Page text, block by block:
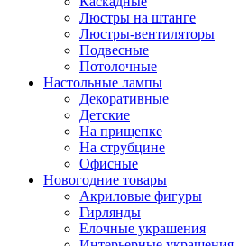
Люстры на штанге
Люстры-вентиляторы
Подвесные
Потолочные
Настольные лампы
Декоративные
Детские
На прищепке
На струбцине
Офисные
Новогодние товары
Акриловые фигуры
Гирлянды
Елочные украшения